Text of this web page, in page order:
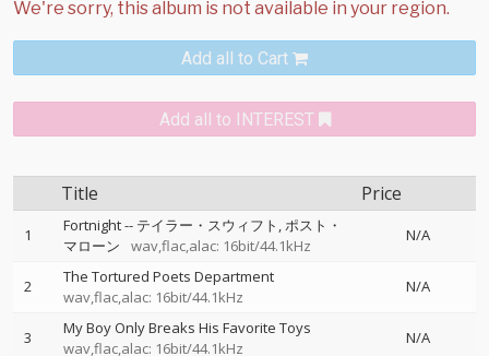
Add all to Cart
Add all to INTEREST
Title Price
1 Fortnight-- テイラー・スウィフト ポスト・
マローン
wav,flac,alac: 16bit/44.1kHz
N/A
2
The Tortured Poets Department
wav,flac,alac: 16bit/44.1kHz
N/A
3
My Boy Only Breaks His Favorite Toys
wav,flac,alac: 16bit/44.1kHz
N/A